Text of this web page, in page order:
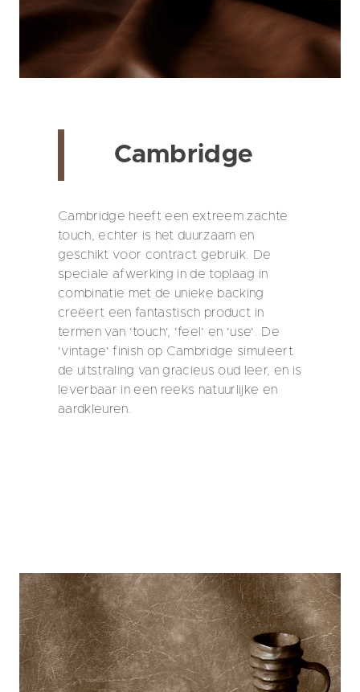
Cambridge
Cambridge heeft een extreem zachte
touch, echter is het duurzaam en
geschikt voor contract gebruik. De
speciale afwerking in de toplaag in
combinatie met de unieke backing
creëert een fantastisch product in
termen van 'touch', 'feel' en 'use'. De
'vintage' finish op Cambridge simuleert
de uitstraling van gracieus oud leer, en is
leverbaar in een reeks natuurlijke en
aardkleuren.